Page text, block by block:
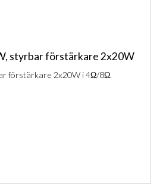
styrbar förstärkare 2x20W
förstärkare 2x20W i 4Ω/8Ω.